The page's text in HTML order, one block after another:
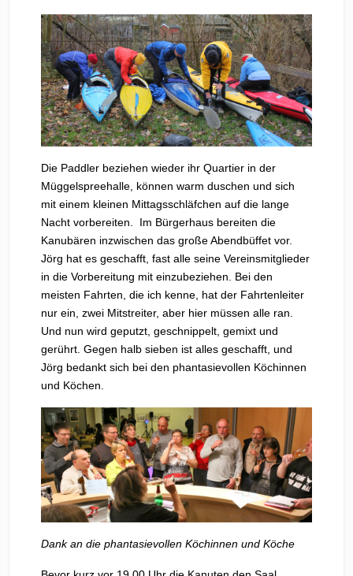
Die Paddler beziehen wieder ihr Quartier in der
Müggelspreehalle, können warm duschen und sich
mit einem kleinen Mittagsschläfchen auf die lange
Nacht vorbereiten. Im Bürgerhaus bereiten die
Kanubären inzwischen das große Abendbüffet vor.
Jörg hat es geschafft, fast alle seine Vereinsmitglieder
in die Vorbereitung mit einzubeziehen. Bei den
meisten Fahrten, die ich kenne, hat der Fahrtenleiter
nur ein, zwei Mitstreiter, aber hier müssen alle ran.
Und nun wird geputzt, geschnippelt, gemixt und
gerührt. Gegen halb sieben ist alles geschafft, und
Jörg bedankt sich bei den phantasievollen Köchinnen
und Köchen.
Dank an die phantasievollen Köchinnen und Köche